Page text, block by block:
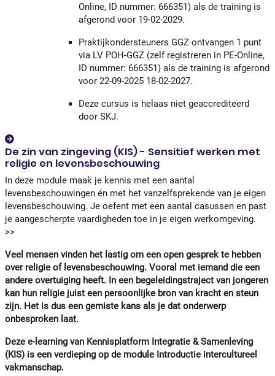
Online, ID nummer: 666351) als de training is
afgerond voor 19-02-2029.
Praktijkondersteuners GGZ ontvangen 1 punt
via LV POH-GGZ (zelf registreren in PE-Online,
ID nummer: 666351) als de training is afgerond
voor 22-09-2025 18-02-2027.
Deze cursus is helaas niet geaccrediteerd
door SKJ.
De zin van zingeving (KIS) - Sensitief werken met
religie en levensbeschouwing
In deze module maak je kennis met een aantal
levensbeschouwingen én met het vanzelfsprekende van je eigen
levensbeschouwing. Je oefent met een aantal casussen en past
je aangescherpte vaardigheden toe in je eigen werkomgeving.
>>
Veel mensen vinden het lastig om een open gesprek te hebben
over religie of levensbeschouwing. Vooral met iemand die een
andere overtuiging heeft. In een begeleidingstraject van jongeren
kan hun religie juist een persoonlijke bron van kracht en steun
zijn. Het is dus een gemiste kans als je dat onderwerp
onbesproken laat.
Deze e-learning van Kennisplatform Integratie & Samenleving
(KIS) is een verdieping op de module Introductie intercultureel
vakmanschap.